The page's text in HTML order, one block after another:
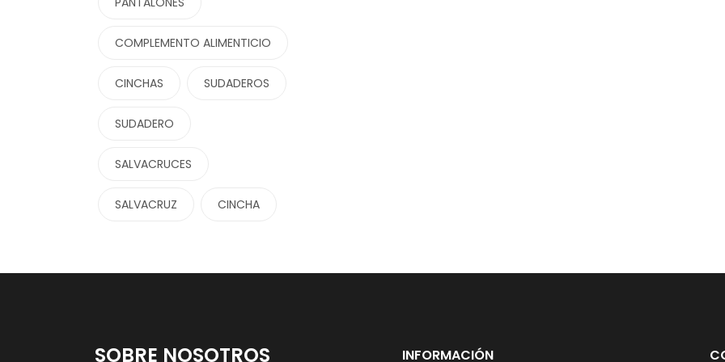
COMPLEMENTO ALIMENTICIO
CINCHAS SUDADEROS
SUDADERO
SALVACRUCES
SALVACRUZ CINCHA
SOBRE NOSOTROS INFORMACIÓN